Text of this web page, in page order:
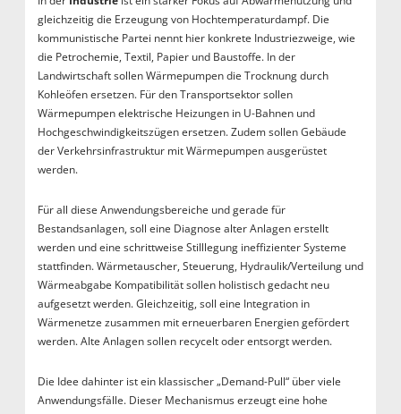
gleichzeitig die Erzeugung von Hochtemperaturdampf. Die
kommunistische Partei nennt hier konkrete Industriezweige, wie
die Petrochemie, Textil, Papier und Baustoffe. In der
Landwirtschaft sollen Wärmepumpen die Trocknung durch
Kohleöfen ersetzen. Für den Transportsektor sollen
Wärmepumpen elektrische Heizungen in U-Bahnen und
Hochgeschwindigkeitszügen ersetzen. Zudem sollen Gebäude
der Verkehrsinfrastruktur mit Wärmepumpen ausgerüstet
werden.
Für all diese Anwendungsbereiche und gerade für
Bestandsanlagen, soll eine Diagnose alter Anlagen erstellt
werden und eine schrittweise Stilllegung ineffizienter Systeme
stattfinden. Wärmetauscher, Steuerung, Hydraulik/Verteilung und
Wärmeabgabe Kompatibilität sollen holistisch gedacht neu
aufgesetzt werden. Gleichzeitig, soll eine Integration in
Wärmenetze zusammen mit erneuerbaren Energien gefördert
werden. Alte Anlagen sollen recycelt oder entsorgt werden.
Die Idee dahinter ist ein klassischer „Demand-Pull“ über viele
Anwendungsfälle. Dieser Mechanismus erzeugt eine hohe